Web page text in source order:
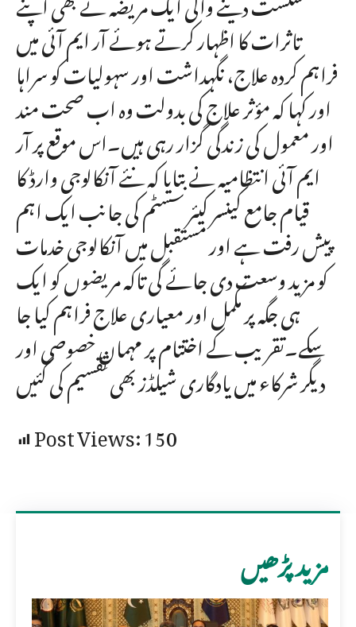
تاثرات کا اظہار کرتے ہوئے آر ایم آئی میں
فراہم کردہ علاج، نگہداشت اور سہولیات کو سراہا
اور کہا کہ مؤثر علاج کی بدولت وہ اب صحت مند
اور معمول کی زندگی گزار رہی ہیں۔اس موقع پر آر
ایم آئی انتظامیہ نے بتایا کہ نئے آنکالوجی وارڈ کا
قیام جامع کینسر کیئر سسٹم کی جانب ایک اہم
پیش رفت ہے اور مستقبل میں آنکالوجی خدمات
کو مزید وسعت دی جائے گی تاکہ مریضوں کو ایک
ہی جگہ پر مکمل اور معیاری علاج فراہم کیا جا
سکے۔تقریب کے اختتام پر مہمانِ خصوصی اور
دیگر شرکاء میں یادگاری شیلڈز بھی تقسیم کی گئیں
Post Views:150
مزید پڑھیں